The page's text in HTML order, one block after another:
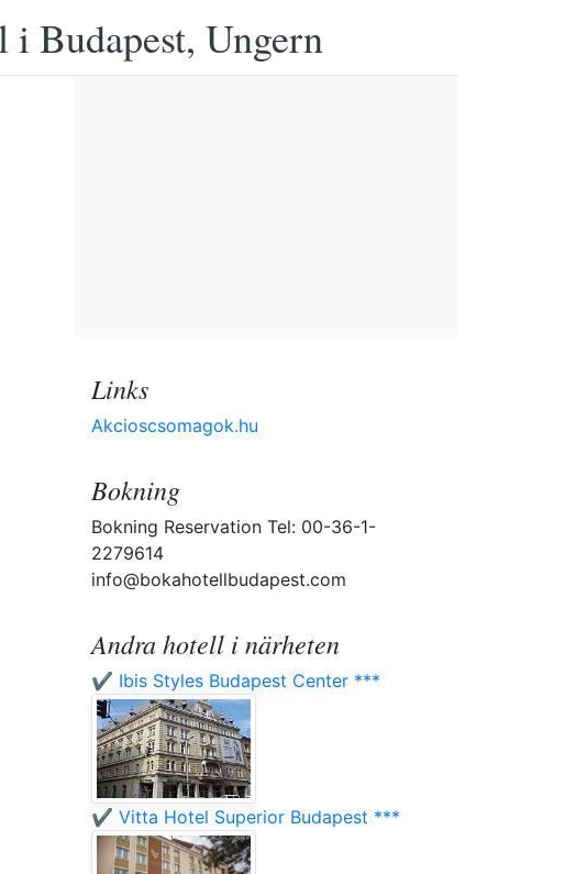
Budapest, Ungern
Links
Akcioscsomagok.hu
Bokning
Bokning Reservation Tel: 00-36-1-
2279614
info@bokahotellbudapest.com
Andra hotell i närheten
✔️ Ibis Styles Budapest Center ***
✔️ Vitta Hotel Superior Budapest ***